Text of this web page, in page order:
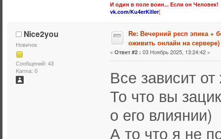
И один в поле воин... Если он Человек!
vk.com/Ku4erKiller[
Nice2you
Новичок
Сообщений: 43
Karma: 0
Re: Вечерний респ эпика +
оживить онлайн на сервере)
« Ответ #2 : 03 Ноябрь 2025, 13:24:42 »
Все зависит
То что вы
о его влиянии)
А то что я не